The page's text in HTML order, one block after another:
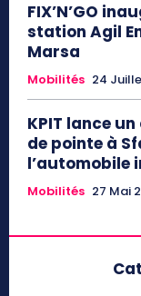
FIX’N’GO
station Agil
Marsa
Mobilités 24
KPIT lance
de pointe à
l’automobile
Mobilités 27 Mai